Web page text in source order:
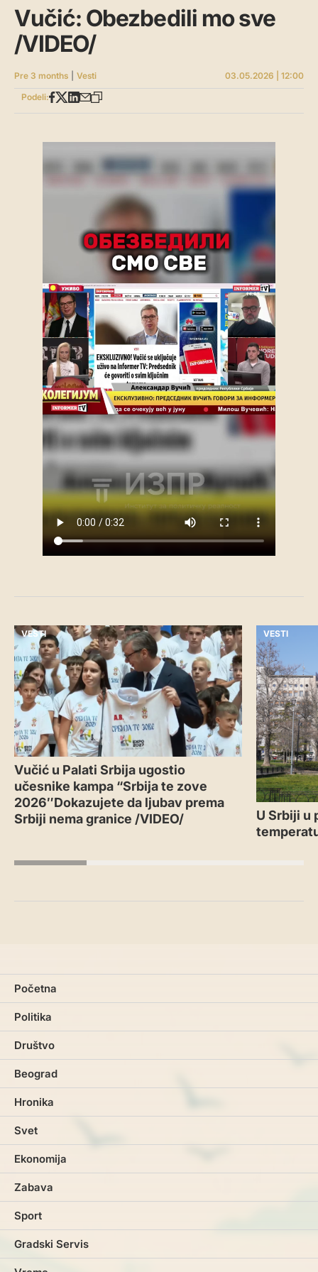
Vučić: Obezbedili mo sve
/VIDEO/
Pre 3 months Vesti
03.05.2026 | 12:00
Podeli:
VESTI
Vučić u Palati Srbija ugostio
učesnike kampa “Srbija te zove
2026″Dokazujete da ljubav prema
Srbiji nema granice /VIDEO/
VESTI
U Srbiji u
Početna
Politika
Društvo
Beograd
Hronika
Svet
Ekonomija
Zabava
Sport
Gradski Servis